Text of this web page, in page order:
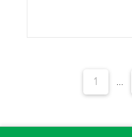
1 ...